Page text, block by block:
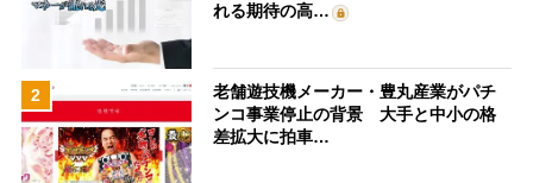
れる期待の高…
2
老舗遊技機メーカー・豊丸産業がパチ
ンコ事業停止の背景 大手と中小の格
差拡大に拍車…